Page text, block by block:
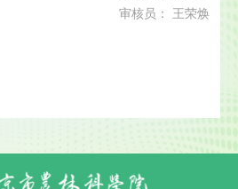
审核员： 王荣焕